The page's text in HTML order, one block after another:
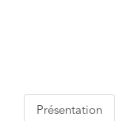
Présentation